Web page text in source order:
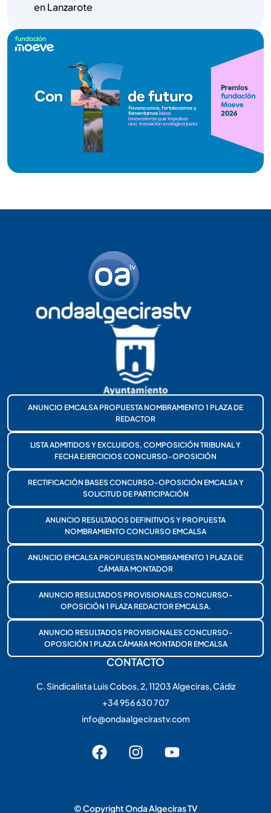
en Lanzarote
ANUNCIO EMCALSA PROPUESTA NOMBRAMIENTO 1 PLAZA DE
REDACTOR
LISTA ADMITIDOS Y EXCLUIDOS, COMPOSICIÓN TRIBUNAL Y
FECHA EJERCICIOS CONCURSO-OPOSICIÓN
RECTIFICACIÓN BASES CONCURSO-OPOSICIÓN EMCALSA Y
SOLICITUD DE PARTICIPACIÓN
ANUNCIO RESULTADOS DEFINITIVOS Y PROPUESTA
NOMBRAMIENTO CONCURSO EMCALSA
ANUNCIO EMCALSA PROPUESTA NOMBRAMIENTO 1 PLAZA DE
CÁMARA MONTADOR
ANUNCIO RESULTADOS PROVISIONALES CONCURSO-
OPOSICIÓN 1 PLAZA REDACTOR EMCALSA.
ANUNCIO RESULTADOS PROVISIONALES CONCURSO-
OPOSICIÓN 1 PLAZA CÁMARA MONTADOR EMCALSA
CONTACTO
C. Sindicalista Luis Cobos, 2, 11203 Algeciras, Cádiz
+34 956 630 707
info@ondaalgecirastv.com
© Copyright Onda Algeciras TV